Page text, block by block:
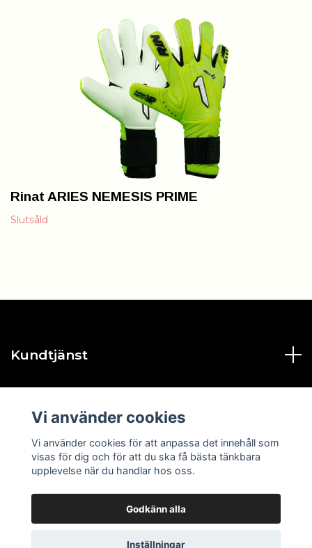
Rinat ARIES NEMESIS PRIME
Slutsåld
Kundtjänst
Sociala medier
© 2026 Målvaktsproffsen.sePowered by Quickbutik
Vi använder cookies
Vi använder cookies för att anpassa det innehåll som
visas för dig och för att du ska få bästa tänkbara
upplevelse när du handlar hos oss.
Godkänn alla
Inställningar